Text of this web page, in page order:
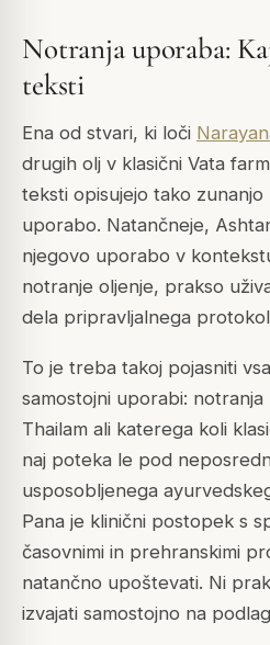
Notranja uporaba:
teksti
Ena od stvari, ki loči
drugih olj v klasični Vata
teksti opisujejo tako
uporabo. Natančneje,
njegovo uporabo v
notranje oljenje, prakso
dela pripravljalnega
To je treba takoj pojasniti
samostojni uporabi:
Thailam ali katerega koli
naj poteka le pod
usposobljenega
Pana je klinični postopek s
časovnimi in prehranskimi
natančno upoštevati. Ni
izvajati samostojno na